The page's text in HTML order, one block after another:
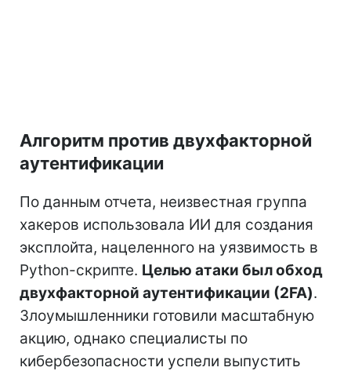
Алгоритм против двухфакторной
аутентификации
По данным отчета, неизвестная группа
хакеров использовала ИИ для создания
эксплойта, нацеленного на уязвимость в
Python-скрипте. Целью атаки был обход
двухфакторной аутентификации (2FA).
Злоумышленники готовили масштабную
акцию, однако специалисты по
кибербезопасности успели выпустить